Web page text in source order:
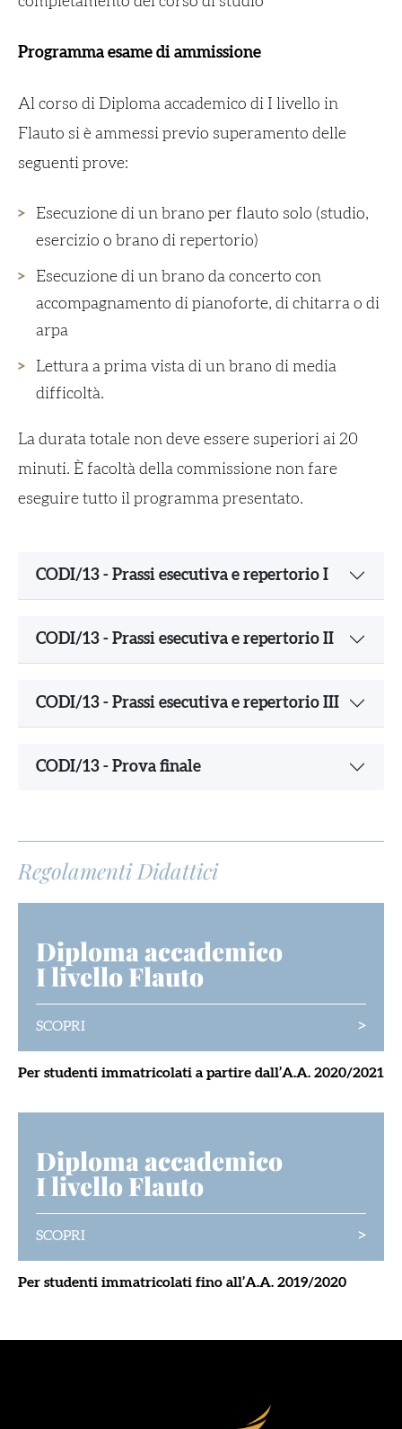
Programma esame di ammissione
Al corso di Diploma accademico di I livello in
Flauto si è ammessi previo superamento delle
seguenti prove:
Esecuzione di un brano per flauto solo (studio,
esercizio o brano di repertorio)
Esecuzione di un brano da concerto con
accompagnamento di pianoforte, di chitarra o di
arpa
Lettura a prima vista di un brano di media
difficoltà.
La durata totale non deve essere superiori ai 20
minuti. È facoltà della commissione non fare
eseguire tutto il programma presentato.
CODI/13 - Prassi esecutiva e repertorio I
CODI/13 - Prassi esecutiva e repertorio II
CODI/13 - Prassi esecutiva e repertorio III
CODI/13 - Prova finale
Regolamenti Didattici
Diploma accademico
I livello Flauto
SCOPRI >
Per studenti immatricolati a partire dall’A.A. 2020/2021
Diploma accademico
I livello Flauto
SCOPRI >
Per studenti immatricolati fino all’A.A. 2019/2020